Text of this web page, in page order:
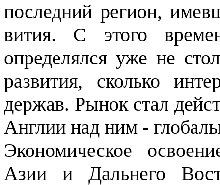
последний ре­гион,
вития. С этого
определялся уже не
развития, сколько
держав. Рынок стал
Англии над ним -
Экономическое
Азии и Дальнего